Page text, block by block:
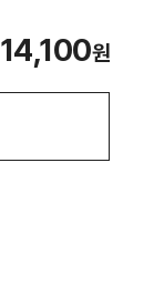
14,100원